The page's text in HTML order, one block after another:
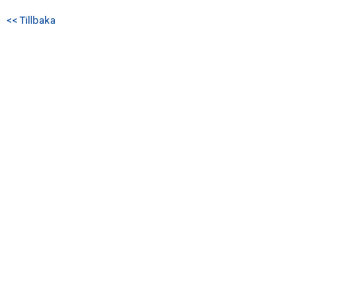
<< Tillbaka